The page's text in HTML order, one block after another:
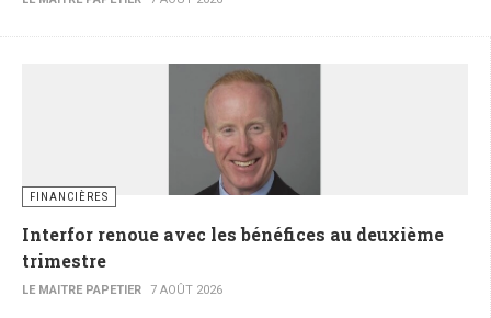
FINANCIÈRES
Interfor renoue avec les bénéfices au deuxième
trimestre
LE MAITRE PAPETIER 7 AOÛT 2026